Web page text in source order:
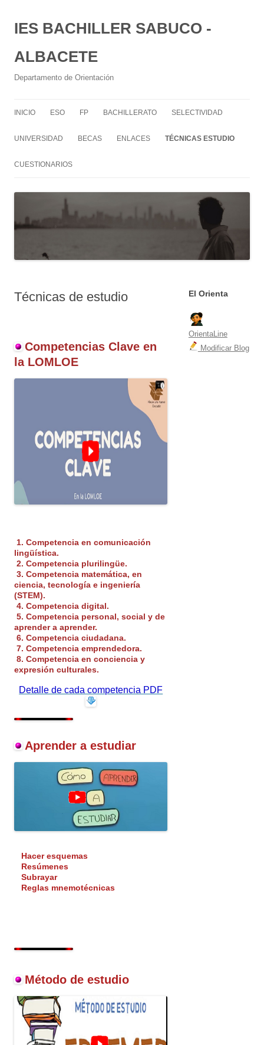
IES BACHILLER SABUCO -
ALBACETE
Departamento de Orientación
INICIO ESO FP BACHILLERATO SELECTIVIDAD
UNIVERSIDAD BECAS ENLACES TÉCNICAS ESTUDIO
CUESTIONARIOS
Técnicas de estudio
Competencias Clave en
la LOMLOE
1. Competencia en comunicación
lingüística.
2. Competencia plurilingüe.
3. Competencia matemática, en
ciencia, tecnología e ingeniería
(STEM).
4. Competencia digital.
5. Competencia personal, social y de
aprender a aprender.
6. Competencia ciudadana.
7. Competencia emprendedora.
8. Competencia en conciencia y
expresión culturales.
Detalle de cada competencia PDF
Aprender a estudiar
Hacer esquemas
Resúmenes
Subrayar
Reglas mnemotécnicas
Método de estudio
El Orienta
OrientaLine
Modificar Blog